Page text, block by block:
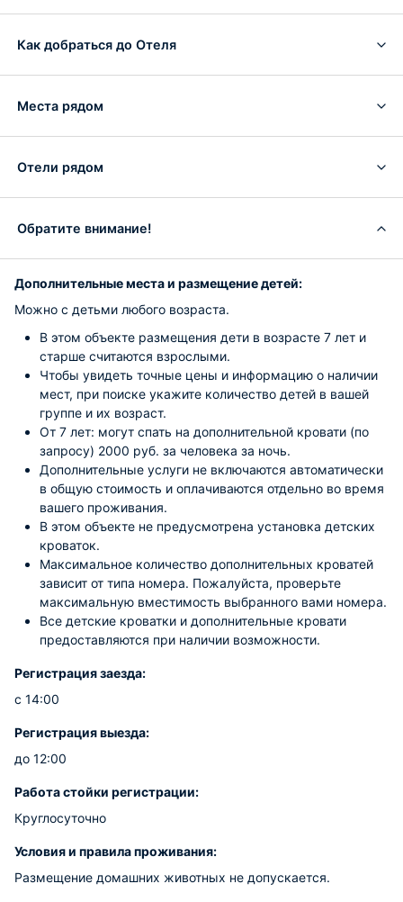
Как добраться до Отеля
Места рядом
Отели рядом
Обратите внимание!
Дополнительные места и размещение детей:
Можно с детьми любого возраста.
В этом объекте размещения дети в возрасте 7 лет и
старше считаются взрослыми.
Чтобы увидеть точные цены и информацию о наличии
мест, при поиске укажите количество детей в вашей
группе и их возраст.
От 7 лет: могут спать на дополнительной кровати (по
запросу) 2000 руб. за человека за ночь.
Дополнительные услуги не включаются автоматически
в общую стоимость и оплачиваются отдельно во время
вашего проживания.
В этом объекте не предусмотрена установка детских
кроваток.
Максимальное количество дополнительных кроватей
зависит от типа номера. Пожалуйста, проверьте
максимальную вместимость выбранного вами номера.
Все детские кроватки и дополнительные кровати
предоставляются при наличии возможности.
Регистрация заезда:
с 14:00
Регистрация выезда:
до 12:00
Работа стойки регистрации:
Круглосуточно
Условия и правила проживания:
Размещение домашних животных не допускается.